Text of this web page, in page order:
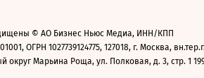
© АО Бизнес Ньюс Медиа, ИНН/КПП
ОГРН 1027739124775, 127018, г. Москва,
округ Марьина Роща, ул. Полковая, д. 3, стр. 1